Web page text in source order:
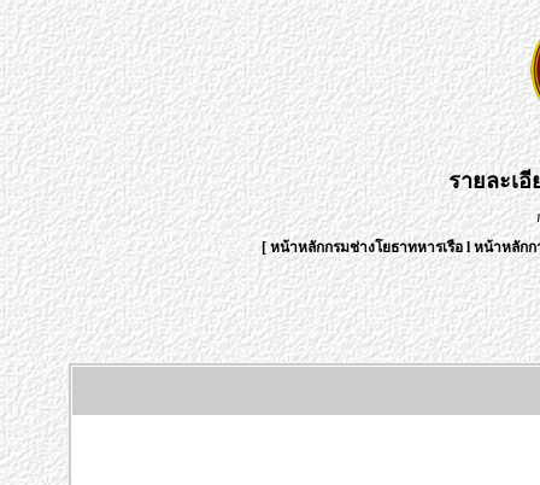
รายละเ
[หน้าหลักกรมช่างโยธาทหารเรือlหน้าหลักก